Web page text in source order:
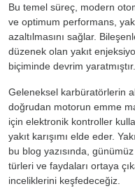
Bu temel süreç, modern
ve optimum performans,
azaltılmasını sağlar.
düzenek olan yakıt
biçiminde devrim yaratmıştır.
Geleneksel karbüratörlerin
doğrudan motorun emme
için elektronik kontroller
yakıt karışımı elde eder.
bu blog yazısında,
türleri ve faydaları ortaya
inceliklerini keşfedeceğiz.